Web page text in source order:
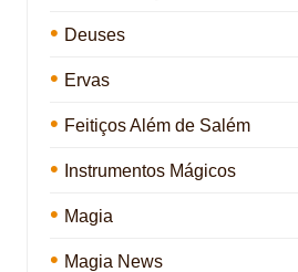
Deuses
Ervas
Feitiços Além de Salém
Instrumentos Mágicos
Magia
Magia News